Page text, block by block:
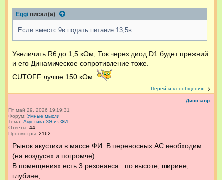
Eggi писал(а):
Если вместо 9в подать питание 13,5в
Увеличить R6 до 1,5 кОм, Ток через диод D1 будет прежний
и его Динамическое сопротивление тоже.
CUTOFF лучше 150 кОм.
Перейти к сообщению
Динозавр
Пт май 29, 2026 19:19:31
Форум: Умные мысли
Тема: Акустика ЗЯ из ФИ
Ответы: 44
Просмотры: 2162
Рынок акустики в массе ФИ. В переносных АС необходим
(на воздусях и погромче).
В помещениях есть 3 резонанса : по высоте, ширине,
глубине,